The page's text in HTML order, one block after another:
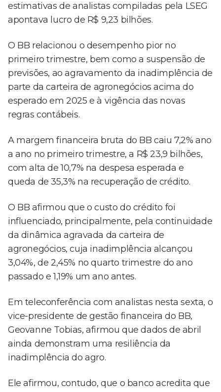
estimativas de analistas compiladas pela LSEG
apontava lucro de R$ 9,23 bilhões.
O BB relacionou o desempenho pior no
primeiro trimestre, bem como a suspensão de
previsões, ao agravamento da inadimplência de
parte da carteira de agronegócios acima do
esperado em 2025 e à vigência das novas
regras contábeis.
A margem financeira bruta do BB caiu 7,2% ano
a ano no primeiro trimestre, a R$ 23,9 bilhões,
com alta de 10,7% na despesa esperada e
queda de 35,3% na recuperação de crédito.
O BB afirmou que o custo do crédito foi
influenciado, principalmente, pela continuidade
da dinâmica agravada da carteira de
agronegócios, cuja inadimplência alcançou
3,04%, de 2,45% no quarto trimestre do ano
passado e 1,19% um ano antes.
Em teleconferência com analistas nesta sexta, o
vice-presidente de gestão financeira do BB,
Geovanne Tobias, afirmou que dados de abril
ainda demonstram uma resiliência da
inadimplência do agro.
Ele afirmou, contudo, que o banco acredita que